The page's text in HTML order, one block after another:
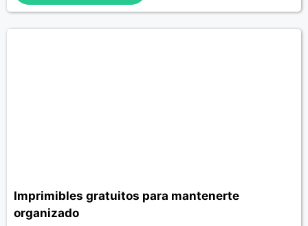
Imprimibles gratuitos para mantenerte
organizado